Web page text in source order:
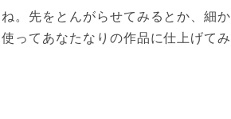
。先をとんがらせてみるとか、細か
ってあなたなりの作品に仕上げてみ